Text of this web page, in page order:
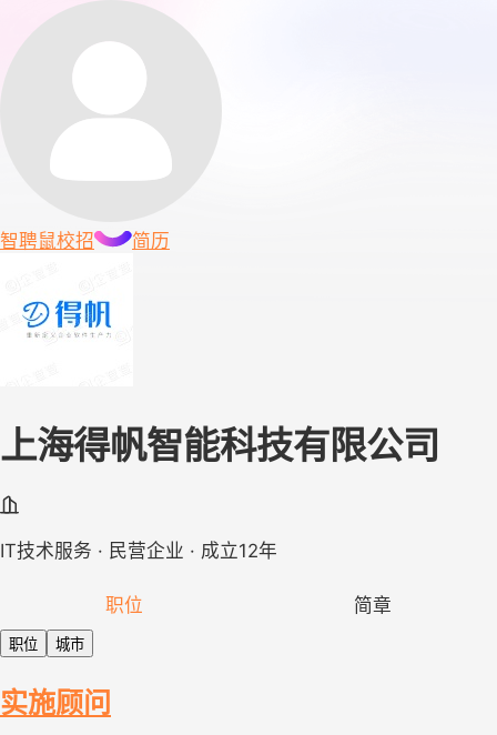
智聘鼠校招 简历
上海得帆智能科技有限公司
IT技术服务 · 民营企业 · 成立12年
职位 简章
职位 城市
实施顾问